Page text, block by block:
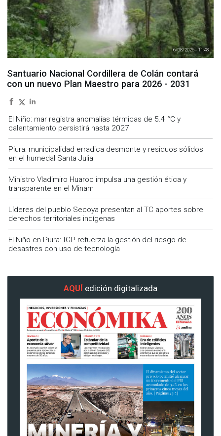
6/08/2026 - 11:48
Santuario Nacional Cordillera de Colán contará
con un nuevo Plan Maestro para 2026 - 2031
El Niño: mar registra anomalías térmicas de 5.4 °C y
calentamiento persistirá hasta 2027
Piura: municipalidad erradica desmonte y residuos sólidos
en el humedal Santa Julia
Ministro Vladimiro Huaroc impulsa una gestión ética y
transparente en el Minam
Líderes del pueblo Secoya presentan al TC aportes sobre
derechos territoriales indígenas
El Niño en Piura: IGP refuerza la gestión del riesgo de
desastres con uso de tecnología
AQUÍ edición digitalizada
Previous